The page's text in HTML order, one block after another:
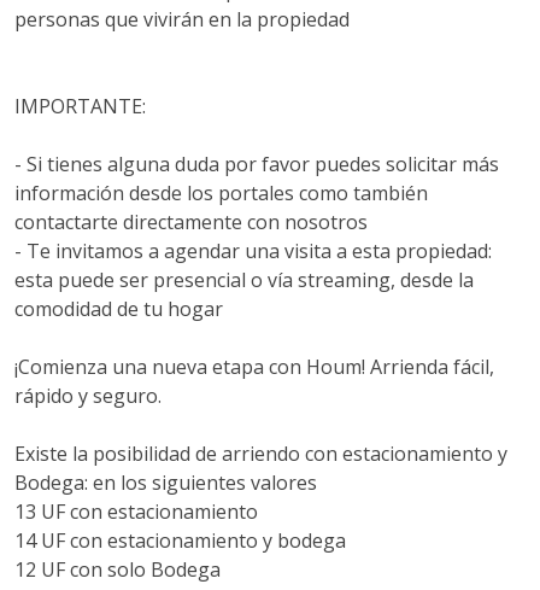
personas que vivirán en la propiedad
IMPORTANTE:
- Si tienes alguna duda por favor puedes solicitar más
información desde los portales como también
contactarte directamente con nosotros
- Te invitamos a agendar una visita a esta propiedad:
esta puede ser presencial o vía streaming, desde la
comodidad de tu hogar
¡Comienza una nueva etapa con Houm! Arrienda fácil,
rápido y seguro.
Existe la posibilidad de arriendo con estacionamiento y
Bodega: en los siguientes valores
13 UF con estacionamiento
14 UF con estacionamiento y bodega
12 UF con solo Bodega